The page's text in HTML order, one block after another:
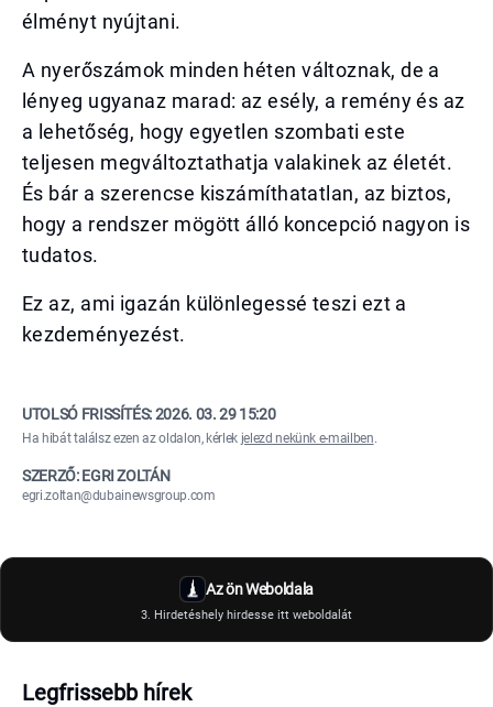
élményt nyújtani.
A nyerőszámok minden héten változnak, de a
lényeg ugyanaz marad: az esély, a remény és az
a lehetőség, hogy egyetlen szombati este
teljesen megváltoztathatja valakinek az életét.
És bár a szerencse kiszámíthatatlan, az biztos,
hogy a rendszer mögött álló koncepció nagyon is
tudatos.
Ez az, ami igazán különlegessé teszi ezt a
kezdeményezést.
UTOLSÓ FRISSÍTÉS:2026. 03. 29 15:20
Ha hibát találsz ezen az oldalon, kérlek jelezd nekünk e-mailben.
SZERZŐ: EGRI ZOLTÁN
egri.zoltan@dubainewsgroup.com
Az ön Weboldala
3. Hirdetéshely hirdesse itt weboldalát
Legfrissebb hírek